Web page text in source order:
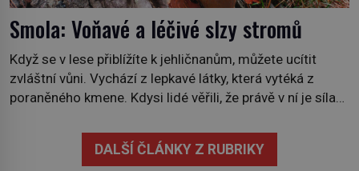
Smola: Voňavé a léčivé slzy stromů
Když se v lese přiblížíte k jehličnanům, můžete ucítit
zvláštní vůni. Vychází z lepkavé látky, která vytéká z
poraněného kmene. Kdysi lidé věřili, že právě v ní je síla
lidstvo pracovalo. Chrání strom před infekcí, hmyzem a
vysycháním. Dá se říct, že je to přírodní […]
DALŠÍ ČLÁNKY Z RUBRIKY